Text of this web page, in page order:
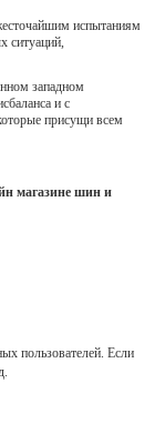
испытаниям
ситуаций,
западном
и с
присущи всем
магазине шин и
пользователей. Если